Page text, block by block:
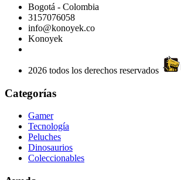
Bogotá - Colombia
3157076058
info@konoyek.co
Konoyek
2026 todos los derechos reservados
Categorías
Gamer
Tecnología
Peluches
Dinosaurios
Coleccionables